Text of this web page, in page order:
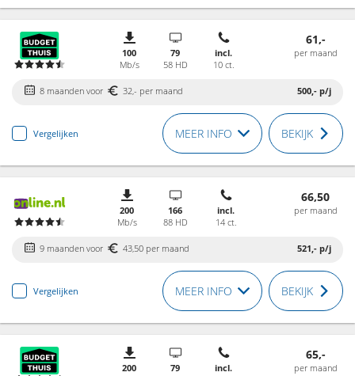
100
Mb/s
79
58 HD
incl.
10 ct.
61,-
per maand
8 maanden voor 32,- per maand 500,- p/j
Vergelijken MEER INFO BEKIJK
200
Mb/s
166
88 HD
incl.
14 ct.
66,50
per maand
9 maanden voor 43,50 per maand 521,- p/j
Vergelijken MEER INFO BEKIJK
200
79
incl.
65,-
per maand